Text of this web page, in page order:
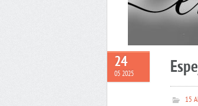
24
05 2025
15